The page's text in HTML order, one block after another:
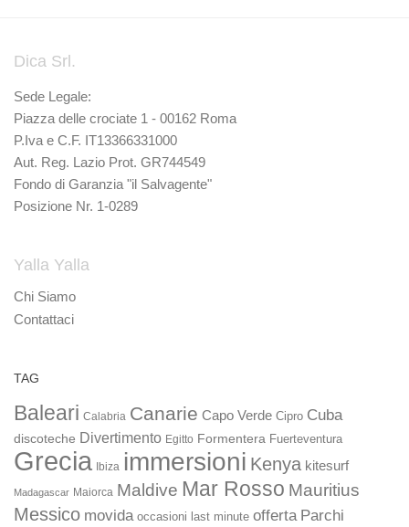
Dica Srl.
Sede Legale:
Piazza delle crociate 1 - 00162 Roma
P.Iva e C.F. IT13366331000
Aut. Reg. Lazio Prot. GR744549
Fondo di Garanzia "il Salvagente"
Posizione Nr. 1-0289
Yalla Yalla
Chi Siamo
Contattaci
TAG
Baleari Calabria Canarie Capo Verde Cipro Cuba
discoteche Divertimento Egitto Formentera Fuerteventura
Grecia Ibiza immersioni Kenya kitesurf
Madagascar Maiorca Maldive Mar Rosso Mauritius
Messico movida occasioni last minute offerta Parchi